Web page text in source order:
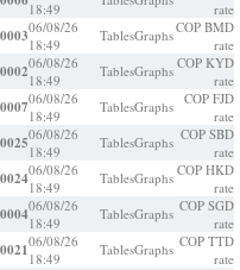
18:49
rate
06/08/26
18:49
TablesGraphsCOP BMD
rate
06/08/26
18:49
TablesGraphs COP KYD
rate
06/08/26
18:49
TablesGraphs COP FJD
rate
06/08/26
18:49
TablesGraphs COP SBD
rate
06/08/26
18:49
TablesGraphs COP HKD
rate
06/08/26
18:49
TablesGraphs COP SGD
rate
06/08/26
18:49
TablesGraphs COP TTD
rate